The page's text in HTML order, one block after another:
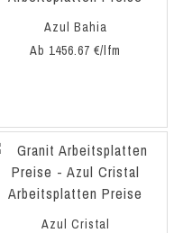
Azul Bahia
Ab 1456.67 €/lfm
Azul Cristal